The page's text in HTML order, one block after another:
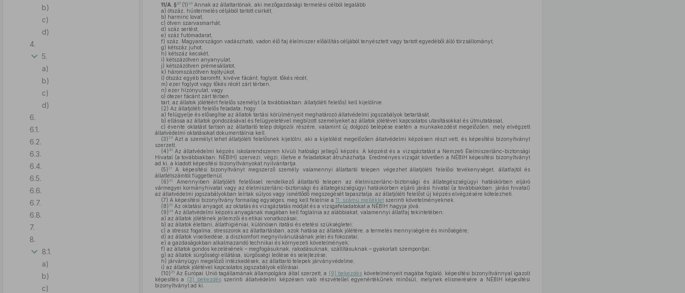
b)
c)
d)
4.
5.
a)
b)
c)
d)
6.
6.1.
6.2.
6.3.
6.4.
6.5.
6.6.
6.7.
6.8.
7.
8.
8.1.
a)
b)
c)
11/A. §27 (1) 28Annak az állattartónak, aki mezőgazdasági termelési célból legalább
a) ötszáz, hústermelés céljából tartott csirkét,
b) harminc lovat,
c) ötven szarvasmarhát,
d) száz sertést,
e) száz futómadarat,
f) száz, Magyarországon vadászható, vadon élő faj élelmiszer előállítás céljából tenyésztett vagy tartott egyedéből álló törzsállományt,
g) kétszáz juhot,
h) kétszáz kecskét,
i) kétszázötven anyanyulat,
j) kétszázötven prémesállatot,
k) háromszázötven tojótyúkot,
l) ötszáz egyéb baromfit, kivéve fácánt, foglyot, tőkés récét,
m) ezer foglyot vagy tőkés récét zárt térben,
n) ezer hízónyulat, vagy
o) ötezer fácánt zárt térben
tart, az állatok jólétéért felelős személyt (a továbbiakban: állatjóléti felelős) kell kijelölnie.
(2) Az állatjóléti felelős feladata, hogy
a) felügyelje és elősegítse az állatok tartási körülményeit meghatározó állatvédelmi jogszabályok betartását,
b) ellássa az állatok gondozásával és felügyeletével megbízott személyeket az állatok jólétével kapcsolatos utasításokkal és útmutatással,
c) évente oktatást tartson az állattartó telep dolgozói részére, valamint új dolgozó belépése esetén a munkakezdést megelőzően, mely elvégzett
állatvédelmi oktatásokat dokumentálnia kell.
(3) 29Azt a személyt lehet állatjóléti felelősnek kijelölni, aki a kijelölést megelőzően állatvédelmi képzésen részt vett, és képesítési bizonyítványt
szerzett.
(4) 30Az állatvédelmi képzés iskolarendszeren kívüli hatósági jellegű képzés. A képzést és a vizsgáztatást a Nemzeti Élelmiszerlánc-biztonsági
Hivatal (a továbbiakban: NÉBIH) szervezi, végzi, illetve e feladatokat átruházhatja. Eredményes vizsgát követően a NÉBIH képesítési bizonyítványt
ad ki, a kiadott képesítési bizonyítványokat nyilvántartja.
(5) 31
A képesítési bizonyítványt megszerző személy valamennyi állattartó telepen végezhet állatjóléti felelősi tevékenységet, állatfajtól és
állatlétszámtól függetlenül.
(6) 32
Amennyiben állatjóléti felelőssel rendelkező állattartó telepen az élelmiszerlánc-biztonsági és állategészségügyi hatáskörben eljáró
vármegyei kormányhivatal vagy az élelmiszerlánc-biztonsági és állategészségügyi hatáskörben eljáró járási hivatal (a továbbiakban: járási hivatal)
az állatvédelmi jogszabályokban leírtak súlyos vagy ismétlődő megszegését tapasztalja, az állatjóléti felelőst új képzés elvégzésére kötelezheti.
(7) A képesítési bizonyítvány formailag egységes, meg kell felelnie a 11. számú mellékletszerinti követelményeknek.
(8) 33Az oktatási anyagot, az oktatás és vizsgáztatás módját és a vizsgafeladatokat a NÉBIH hagyja jóvá.
(9) 34Az állatvédelmi képzés anyagának magában kell foglalnia az alábbiakat, valamennyi állatfaj tekintetében:
a) az állatok jólétének jellemzői és etikai vonatkozásai;
b) az állatok élettani, állathigiéniai, különösen itatási és etetési szükségletei;
c) a stressz fogalma, stresszorok az állattartásban, azok hatása az állatok jólétére, a termelés mennyiségére és minőségére;
d) az állatok viselkedése, a diszkomfort megnyilvánulásának jelei és fokozatai;
e) a gazdaságokban alkalmazandó technikai és környezeti követelmények;
f) az állatok gondos kezelésének – megfogásuknak, rakodásuknak, szállításuknak – gyakorlati szempontjai;
g) az állatok sürgősségi ellátása, sürgősségi leölése és selejtezése;
h) járványügyi megelőző intézkedések, az állattartó telepek járványvédelme;
i) az állatok jólétével kapcsolatos jogszabályok előírásai.
(10) 35Az Európai Unió tagállamának állampolgára által szerzett, a (9) bekezdés követelményeit magába foglaló, képesítési bizonyítvánnyal igazolt
képesítés a (3) bekezdésszerinti állatvédelmi képzésen való részvétellel egyenértékűnek minősül, melynek elismerésére a NÉBIH képesítési
bizonyítványt ad ki.